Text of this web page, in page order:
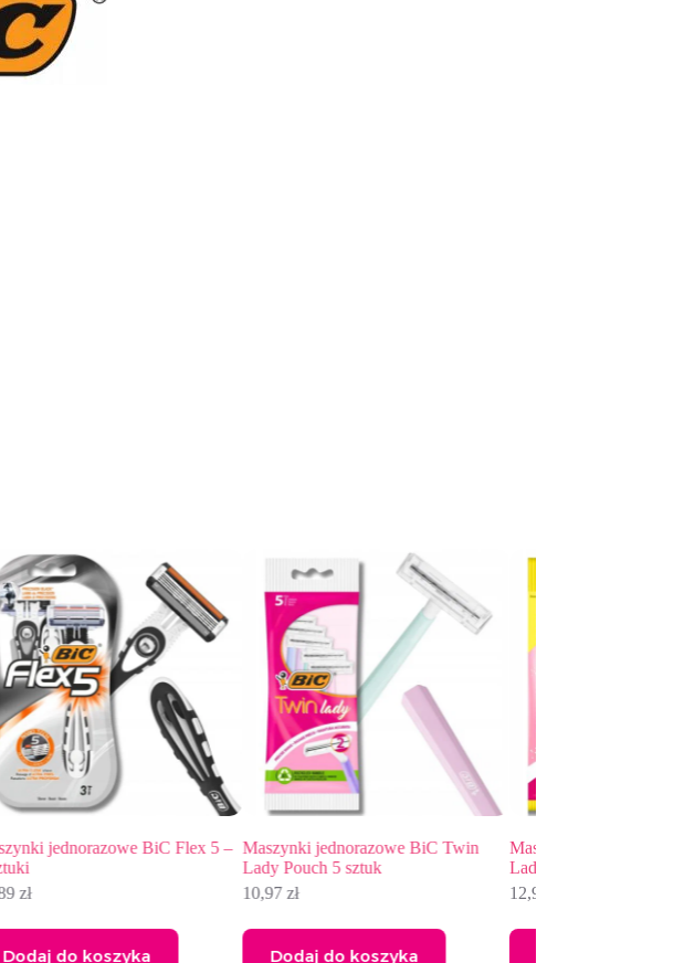
Maszynki jednorazowe BiC Twin
Lady Pouch 5 sztuk
10,97
Dodaj do koszyka
Maszynki jednorazowe BiC Pure
Lady 6 sztuk
12,93
Dodaj do koszyka